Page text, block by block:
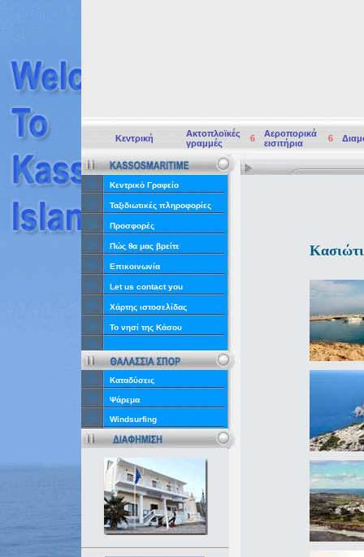
Κεντρική
Ακτοπλοϊκές
γραμμές
6
Αεροπορικά
εισιτήρια
6
Κεντρικό Γραφείο
Ταξιδιωτικές πληροφορίες
Προσφορές
Πώς θα μας βρείτε
Επικοινωνία
Let us contact you
Χάρτης ιστοσελίδας
Το νησί της Κάσου
Καταδύσεις
Ψάρεμα
Windsurfing